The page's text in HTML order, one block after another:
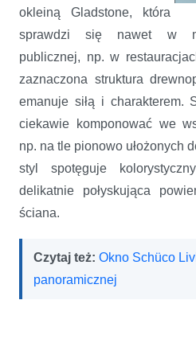
okleiną Gladstone, która
sprawdzi się nawet w
publicznej, np. w
zaznaczona struktura
emanuje siłą i charakterem.
ciekawie komponować we
np. na tle pionowo ułożonych
styl spotęguje
delikatnie połyskująca
ściana.
Czytaj też: Okno Schüco
panoramicznej